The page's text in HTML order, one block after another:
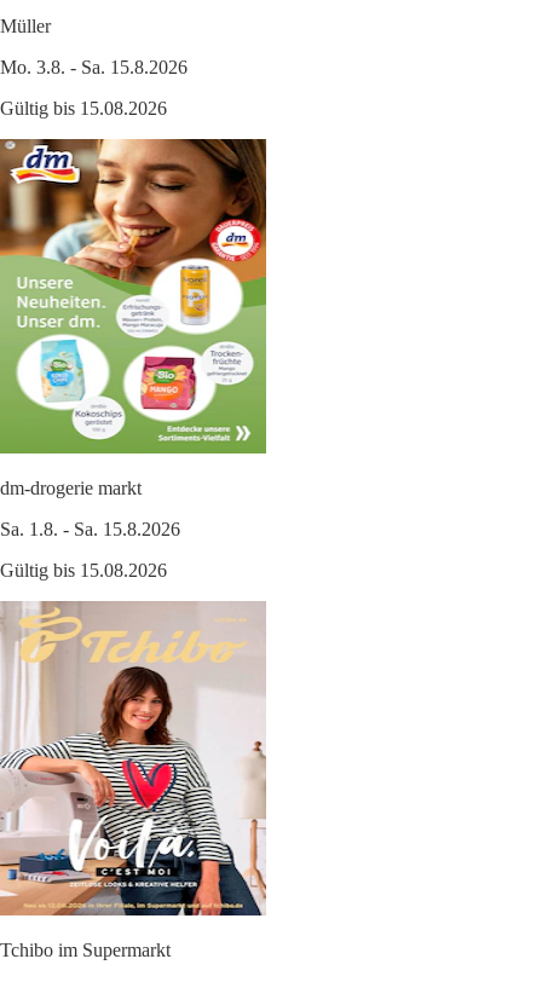
Müller
Mo. 3.8. - Sa. 15.8.2026
Gültig bis 15.08.2026
dm-drogerie markt
Sa. 1.8. - Sa. 15.8.2026
Gültig bis 15.08.2026
Tchibo im Supermarkt